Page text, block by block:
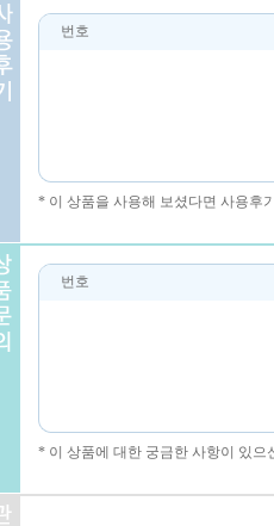
번호
* 이 상품을 사용해 보셨다면 사용후
번호
* 이 상품에 대한 궁금한 사항이 있